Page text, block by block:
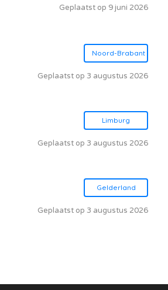
Geplaatst op 9 juni 2026
Noord-Brabant
Geplaatst op 3 augustus 2026
Limburg
Geplaatst op 3 augustus 2026
Gelderland
Geplaatst op 3 augustus 2026